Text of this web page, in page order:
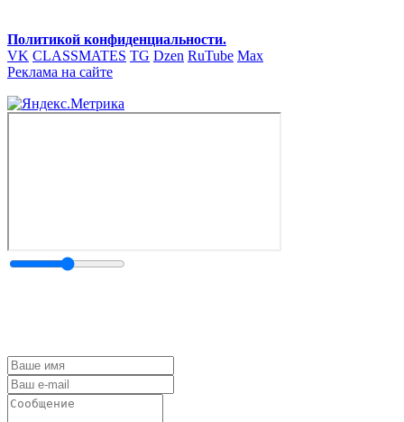
Политикой конфиденциальности.
VK CLASSMATES TG Dzen RuTube Max
Реклама на сайте